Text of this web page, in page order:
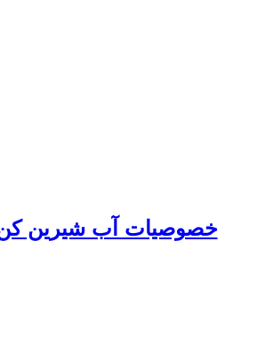
خصوصیات آب شیرین